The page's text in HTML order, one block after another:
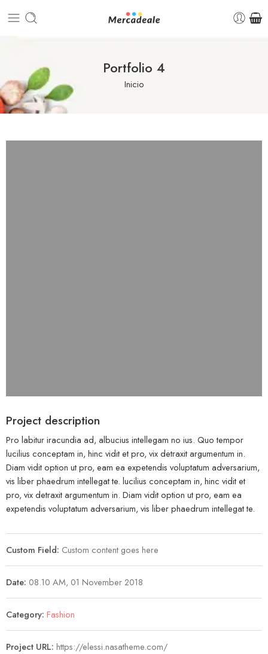
Portfolio 4
Inicio
Project description
Pro labitur iracundia ad, albucius intellegam no ius. Quo tempor
lucilius conceptam in, hinc vidit et pro, vix detraxit argumentum in.
Diam vidit option ut pro, eam ea expetendis voluptatum adversarium,
vis liber phaedrum intellegat te. lucilius conceptam in, hinc vidit et
pro, vix detraxit argumentum in. Diam vidit option ut pro, eam ea
expetendis voluptatum adversarium, vis liber phaedrum intellegat te.
Custom Field: Custom content goes here
Date: 08.10 AM, 01 November 2018
Category: Fashion
Project URL: https://elessi.nasatheme.com/